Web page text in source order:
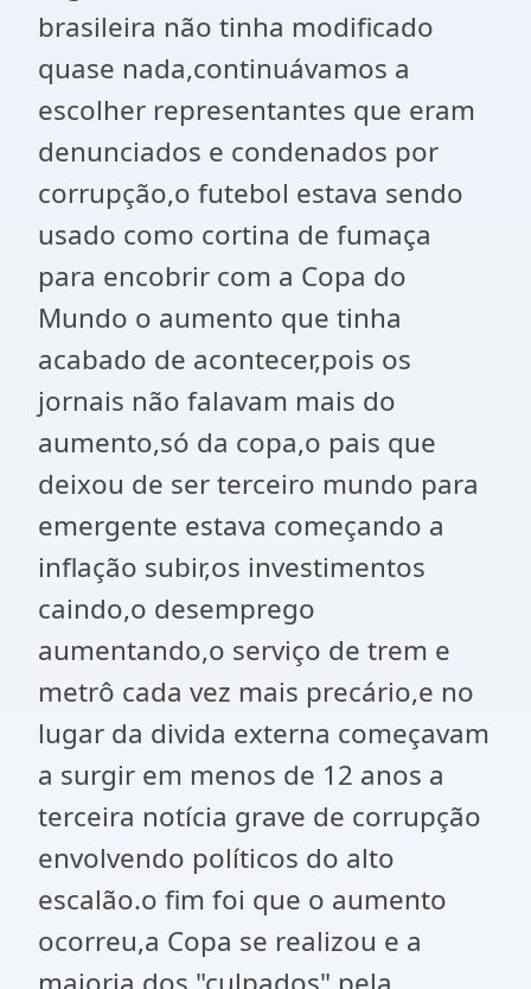
brasileira não tinha modificado
quase nada,continuávamos a
escolher representantes que eram
denunciados e condenados por
corrupção,o futebol estava sendo
usado como cortina de fumaça
para encobrir com a Copa do
Mundo o aumento que tinha
acabado de acontecer,pois os
jornais não falavam mais do
aumento,só da copa,o pais que
deixou de ser terceiro mundo para
emergente estava começando a
inflação subir,os investimentos
caindo,o desemprego
aumentando,o serviço de trem e
metrô cada vez mais precário,e no
lugar da divida externa começavam
a surgir em menos de 12 anos a
terceira notícia grave de corrupção
envolvendo políticos do alto
escalão.o fim foi que o aumento
ocorreu,a Copa se realizou e a